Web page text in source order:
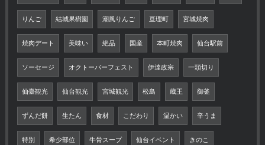
りんご 結城果樹園 潮風りんご 亘理町 宮城焼肉
焼肉デート 美味い 絶品 国産 本町焼肉 仙台駅前
ソーセージ オクトーバーフェスト 伊達政宗 一頭切り
仙臺観光 仙台観光 宮城観光 松島 蔵王 御釜
ずんだ餅 生たん 食材 こだわり 温かい 辛うま
特別 希少部位 牛骨スープ 仙台イベント きのこ